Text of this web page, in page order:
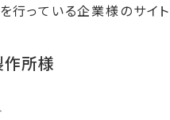
行っている企業様のサイト
作所様